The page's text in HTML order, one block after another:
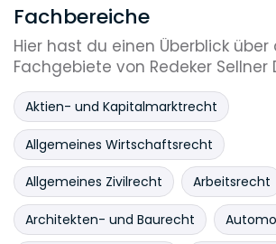
Fachbereiche
Hier hast du einen Überblick über
Fachgebiete von Redeker Sellner
Aktien- und Kapitalmarktrecht
Allgemeines Wirtschaftsrecht
Allgemeines Zivilrecht Arbeitsrecht
Architekten- und Baurecht